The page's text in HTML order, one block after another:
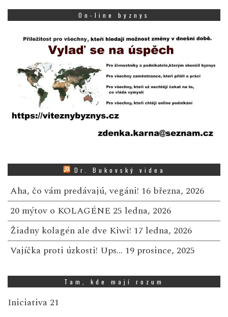
On-line byznys
Dr. Bukovský videa
Aha, čo vám predávajú, vegáni! 16 března, 2026
20 mýtov o KOLAGÉNE 25 ledna, 2026
Žiadny kolagén ale dve Kiwi! 17 ledna, 2026
Vajíčka proti úzkosti! Ups… 19 prosince, 2025
Tam, kde mají rozum
Iniciativa 21